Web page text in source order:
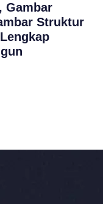
Gambar
Struktur